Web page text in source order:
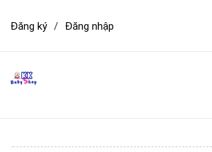
Đăng ký / Đăng nhập